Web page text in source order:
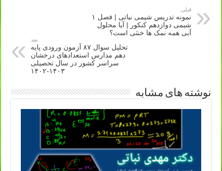
قبلی
نمونه تدریس شیمی نباتی | فصل ۱
شیمی دوازدهم کنکور | آیا محلول
آبی همه نمک ها خنثی است؟
بعد
تحلیل سوال ۸۷ آزمون ورودی پایه
دهم مدارس استعدادهای درخشان
سراسر کشور در سال تحصیلی
۱۴۰۳-۱۴۰۲
نوشته های مشابه